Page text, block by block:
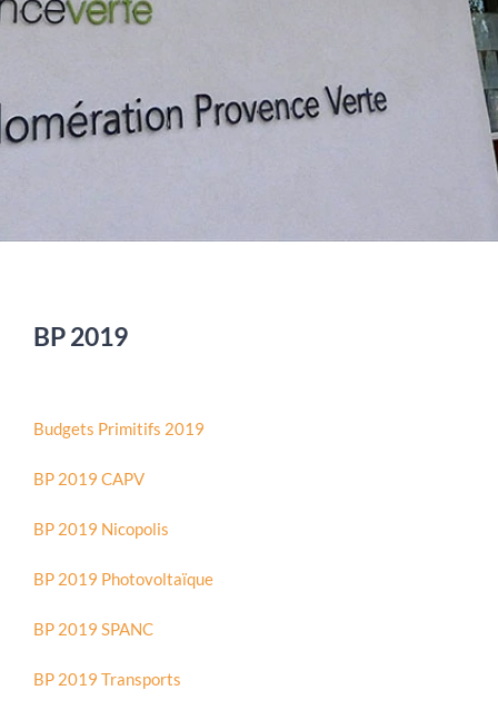
BP 2019
Budgets Primitifs 2019
BP 2019 CAPV
BP 2019 Nicopolis
BP 2019 Photovoltaïque
BP 2019 SPANC
BP 2019 Transports